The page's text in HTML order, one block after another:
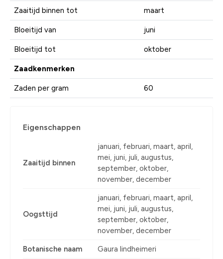
Zaaitijd binnen tot maart
Bloeitijd van juni
Bloeitijd tot oktober
Zaadkenmerken
Zaden per gram 60
Eigenschappen
Zaaitijd binnen
januari, februari, maart, april,
mei, juni, juli, augustus,
september, oktober,
november, december
Oogsttijd
januari, februari, maart, april,
mei, juni, juli, augustus,
september, oktober,
november, december
Botanische naam Gaura lindheimeri